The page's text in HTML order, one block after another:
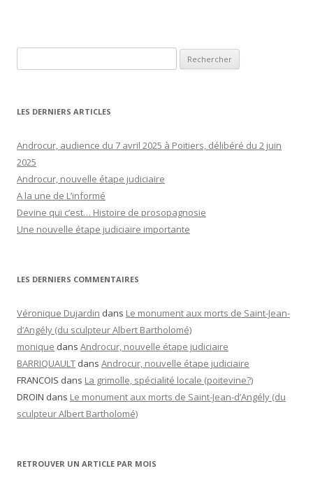
LES DERNIERS ARTICLES
Androcur, audience du 7 avril 2025 à Poitiers, délibéré du 2 juin
2025
Androcur, nouvelle étape judiciaire
A la une de L’informé
Devine qui c’est… Histoire de prosopagnosie
Une nouvelle étape judiciaire importante
LES DERNIERS COMMENTAIRES
Véronique Dujardin dans Le monument aux morts de Saint-Jean-
d’Angély (du sculpteur Albert Bartholomé)
monique dans Androcur, nouvelle étape judiciaire
BARRIQUAULT dans Androcur, nouvelle étape judiciaire
FRANCOIS dans La grimolle, spécialité locale (poitevine?)
DROIN dans Le monument aux morts de Saint-Jean-d’Angély (du
sculpteur Albert Bartholomé)
RETROUVER UN ARTICLE PAR MOIS